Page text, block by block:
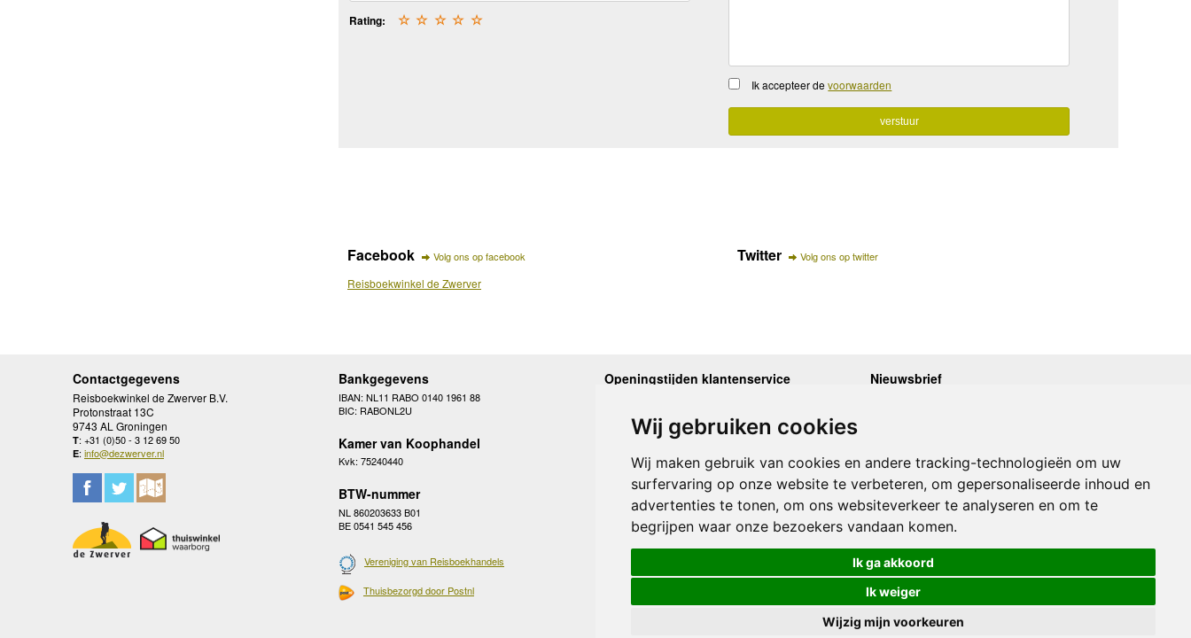
Wij gebruiken cookies
Wij maken gebruik van cookies en andere tracking-technologieën om uw
surfervaring op onze website te verbeteren, om gepersonaliseerde inhoud en
advertenties te tonen, om ons websiteverkeer te analyseren en om te
begrijpen waar onze bezoekers vandaan komen.
Ik ga akkoord
Ik weiger
Wijzig mijn voorkeuren
Rating: ☆
☆
☆
☆
☆
Ik accepteer devoorwaarden
Facebook Volg ons op facebook
Reisboekwinkel de Zwerver
Twitter Volg ons op twitter
Contactgegevens
Reisboekwinkel de Zwerver B.V.
Protonstraat 13C
9743 AL Groningen
T: +31 (0)50 - 3 12 69 50
E: info@dezwerver.nl
Bankgegevens
IBAN: NL11 RABO 0140 1961 88
BIC: RABONL2U
Kamer van Koophandel
Kvk: 75240440
BTW-nummer
NL 860203633 B01
BE 0541 545 456
Vereniging van Reisboekhandels
Thuisbezorgd door Postnl
Openingstijden klantenservice
Woensdag
10.00 - 12.30 en 13.30 - 17.00
Donderdag
Vrijdag
10.00 - 12.30 en 13.30 - 17.00
Zaterdag
gesloten
Zondag
gesloten
Nieuwsbrief
Onze laatste Nieuwsbrief
Inschrijven